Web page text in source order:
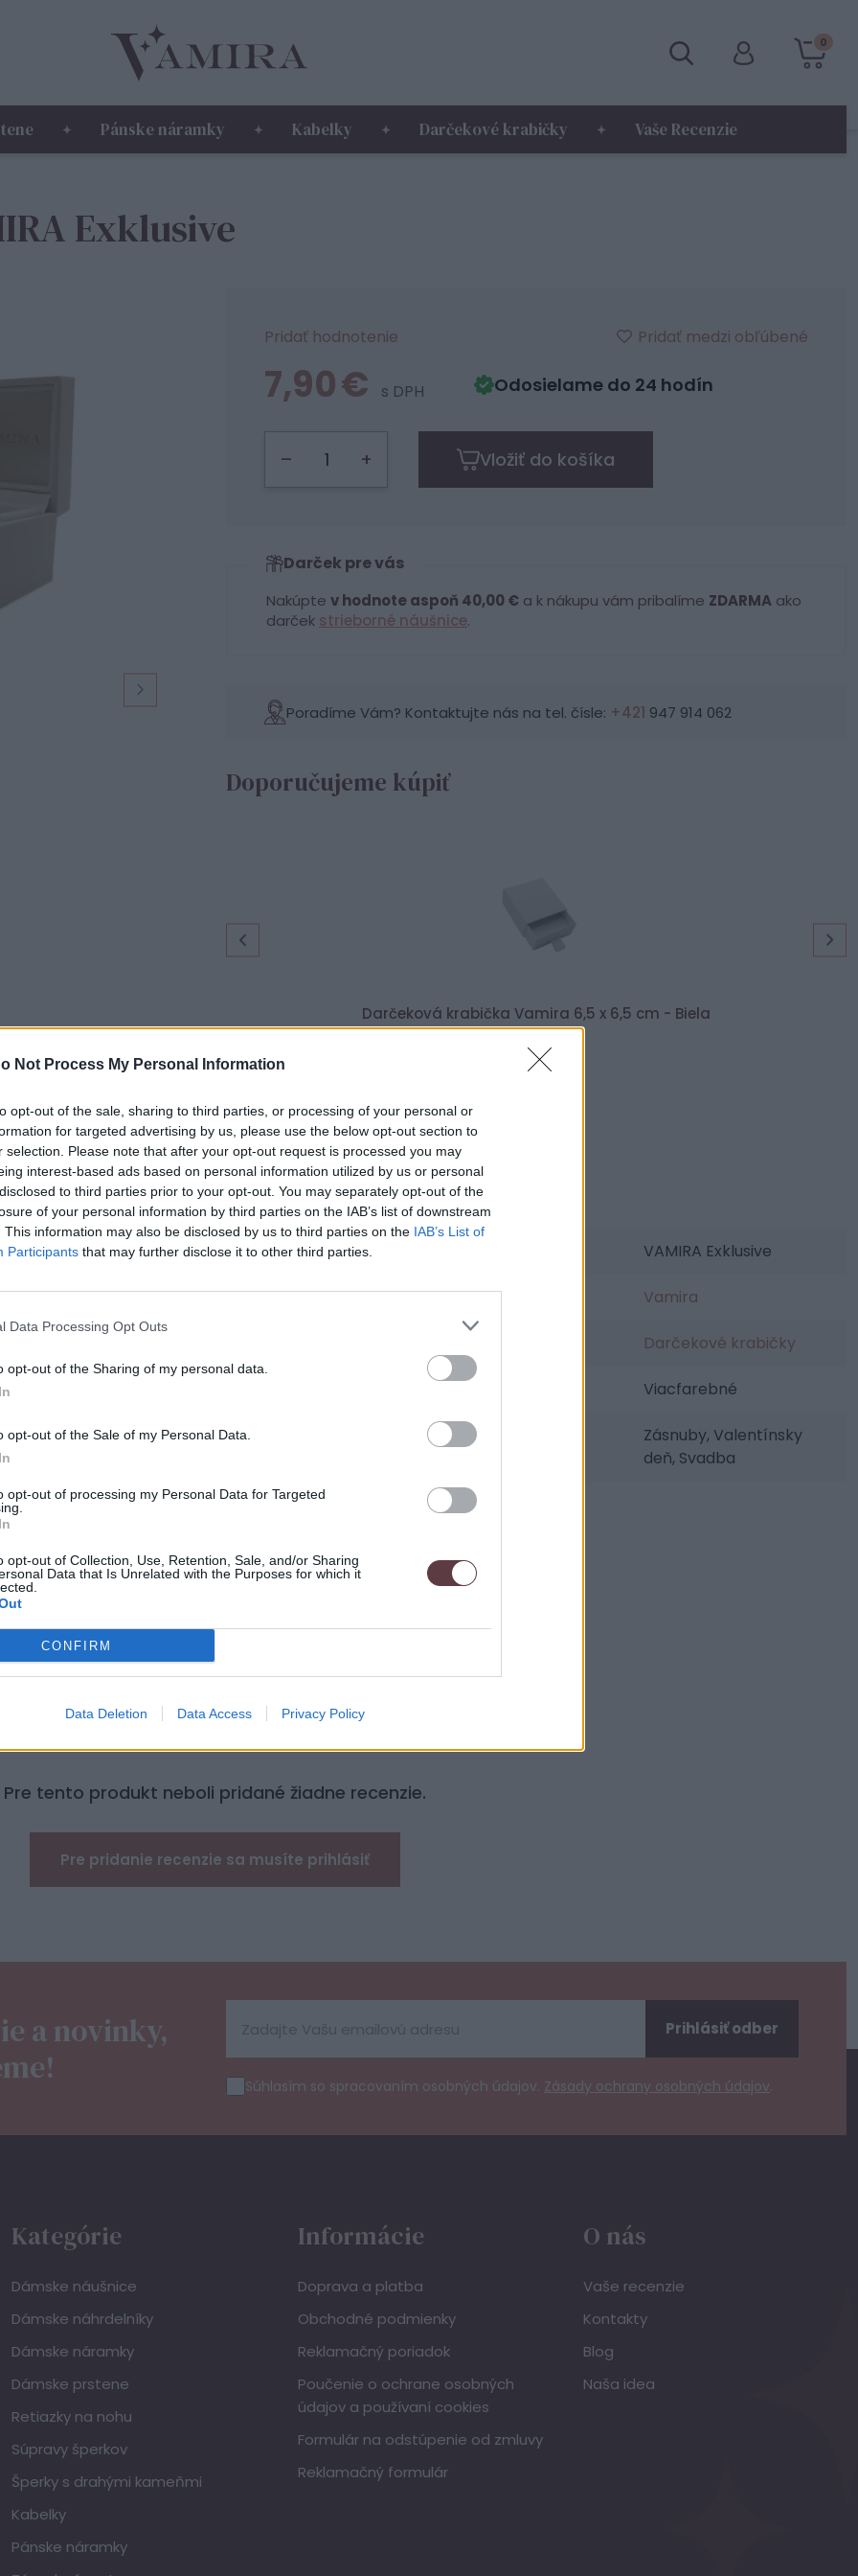
Not Process My Personal Information
opt-out of the sale, sharing to third parties, or processing of your personal or
for targeted advertising by us, please use the below opt-out section to
selection. Please note that after your opt-out request is processed you may
interest-based ads based on personal information utilized by us or personal
to third parties prior to your opt-out. You may separately opt-out of the
of your personal information by third parties on the IAB’s list of downstream
This information may also be disclosed by us to third parties on the IAB’s List of
Participants that may further disclose it to other third parties.
Data Processing Opt Outs
opt-out of the Sharing of my personal data.
opt-out of the Sale of my Personal Data.
opt-out of processing my Personal Data for Targeted
opt-out of Collection, Use, Retention, Sale, and/or Sharing
Data that Is Unrelated with the Purposes for which it
CONFIRM
Data Deletion Data Access Privacy Policy
0
Pánske náramky Kabelky Darčekové krabičky Vaše Recenzie
Exklusive
Pridať hodnotenie Pridať medzi obľúbené
7,90 € s DPH Odosielame do 24 hodín
– + Vložiť do košíka
Darček pre vás
Nakúpte v hodnote aspoň 40,00 € a k nákupu vám pribalíme ZDARMA ako
darček strieborné náušnice.
Poradíme Vám? Kontaktujte nás na tel. čísle: +421 947 914 062
Doporučujeme kúpiť
Darčeková krabička Vamira 6,5 x 6,5 cm - Biela
3,90 €
Vašej nezabudnuteľnej chvíle.
z lesov ktoré sa obhospodarujú prírode
rastlinného prostredia.
že všetky materiály pochádzajú z
znamená, lepšiu ochranu živočíšno-
Parametre
VAMIRA Exklusive
Výrobca: Vamira
Darčekové krabičky
Viacfarebné
Udalosti:
Zásnuby, Valentínsky
deň, Svadba
Pre tento produkt neboli pridané žiadne recenzie.
Pre pridanie recenzie sa musíte prihlásiť
a novinky,
Súhlasím so spracovaním osobných údajov. Zásady ochrany osobných údajov.
Prihlásiť odber
Kategórie
Dámske náušnice
Dámske náhrdelníky
Dámske náramky
Dámske prstene
Retiazky na nohu
Súpravy šperkov
Šperky s drahými kameňmi
Kabelky
Pánske náramky
Informácie
Doprava a platba
Obchodné podmienky
Reklamačný poriadok
Poučenie o ochrane osobných
údajov a používaní cookies
Formulár na odstúpenie od zmluvy
Reklamačný formulár
O nás
Vaše recenzie
Kontakty
Blog
Naša idea